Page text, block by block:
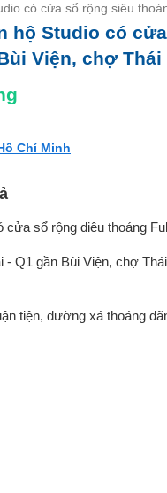
có cửa sổ rộng siêu
hộ Studio có
Viện, chợ Thái
Chí Minh
cửa sổ rộng diêu thoáng
- Q1 gần Bùi Viện, chợ
tiện, đường xá thoáng